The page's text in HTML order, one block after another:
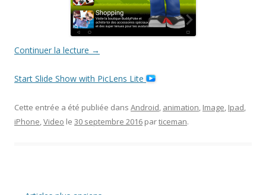
Continuer la lecture →
Start Slide Show with PicLens Lite
Cette entrée a été publiée dans Android, animation, Image, Ipad,
iPhone,Video le 30 septembre 2016 particeman.